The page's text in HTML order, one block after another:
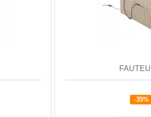
FAUTEUIL DE RELAX...
668,88 €
434,77 €